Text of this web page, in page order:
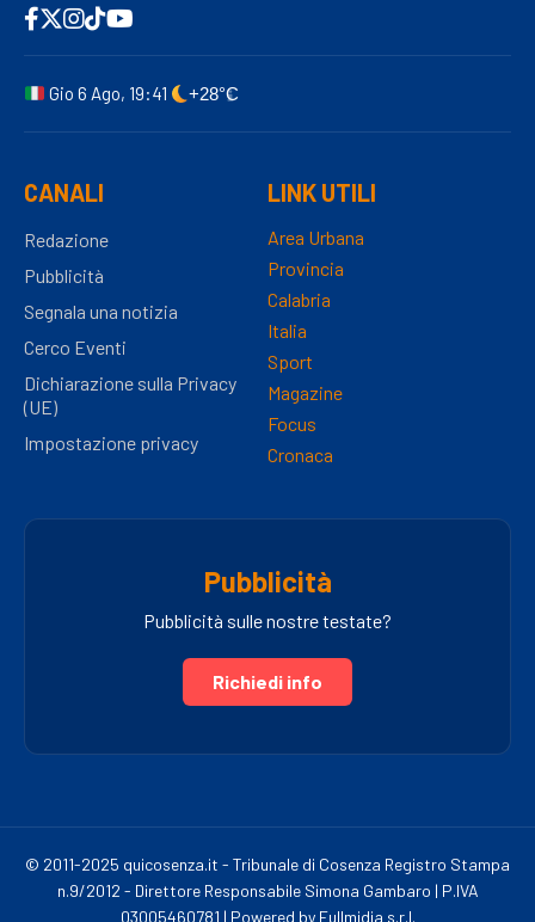
Gio 6 Ago, 19:41 +28°C
CANALI
Redazione
Pubblicità
Segnala una notizia
Cerco Eventi
Dichiarazione sulla Privacy
(UE)
Impostazione privacy
LINK UTILI
Area Urbana
Provincia
Calabria
Italia
Sport
Magazine
Focus
Cronaca
Pubblicità
Pubblicità sulle nostre testate?
Richiedi info
© 2011-2025 quicosenza.it - Tribunale di Cosenza Registro Stampa
n.9/2012 - Direttore Responsabile Simona Gambaro | P.IVA
03005460781 | Powered by Fullmidia s.r.l.